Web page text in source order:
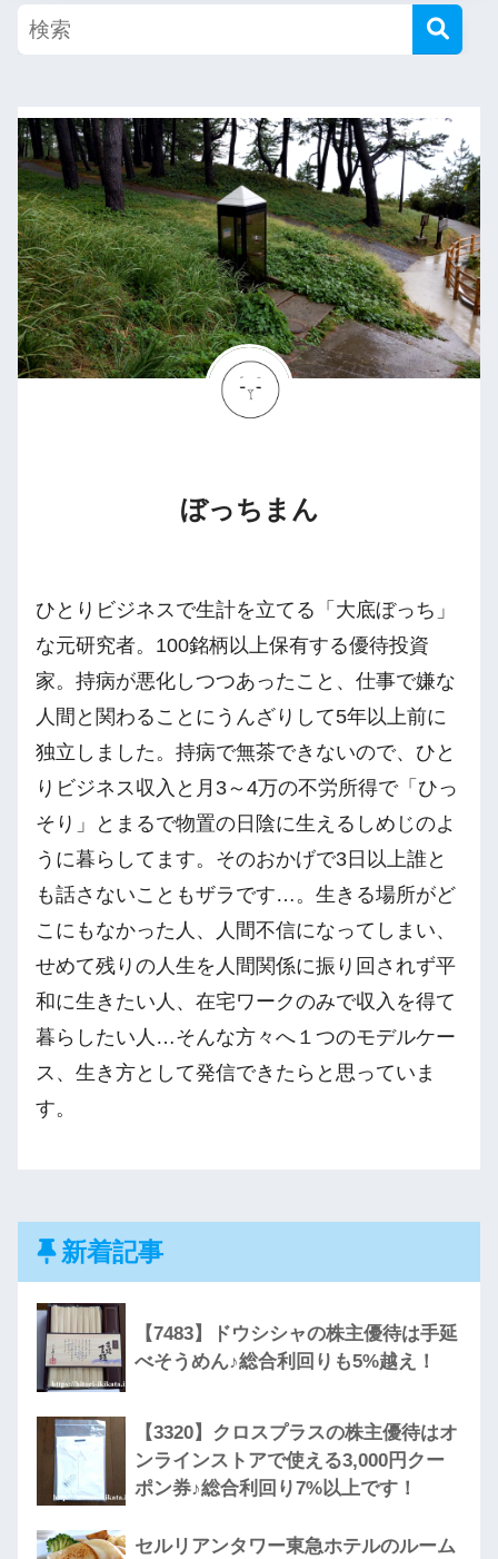
ぼっちまん
ひとりビジネスで生計を立てる「大底ぼっち」
な元研究者。100銘柄以上保有する優待投資
家。持病が悪化しつつあったこと、仕事で嫌な
人間と関わることにうんざりして5年以上前に
独立しました。持病で無茶できないので、ひと
りビジネス収入と月3～4万の不労所得で「ひっ
そり」とまるで物置の日陰に生えるしめじのよ
うに暮らしてます。そのおかげで3日以上誰と
も話さないこともザラです…。生きる場所がど
こにもなかった人、人間不信になってしまい、
せめて残りの人生を人間関係に振り回されず平
和に生きたい人、在宅ワークのみで収入を得て
暮らしたい人…そんな方々へ１つのモデルケー
ス、生き方として発信できたらと思っていま
す。
新着記事
【7483】ドウシシャの株主優待は手延
べそうめん♪総合利回りも5%越え！
【3320】クロスプラスの株主優待はオ
ンラインストアで使える3,000円クー
ポン券♪総合利回り7%以上です！
セルリアンタワー東急ホテルのルーム